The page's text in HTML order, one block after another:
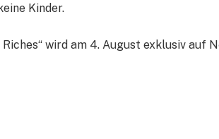
Kinder.
wird am 4. August exklusiv auf